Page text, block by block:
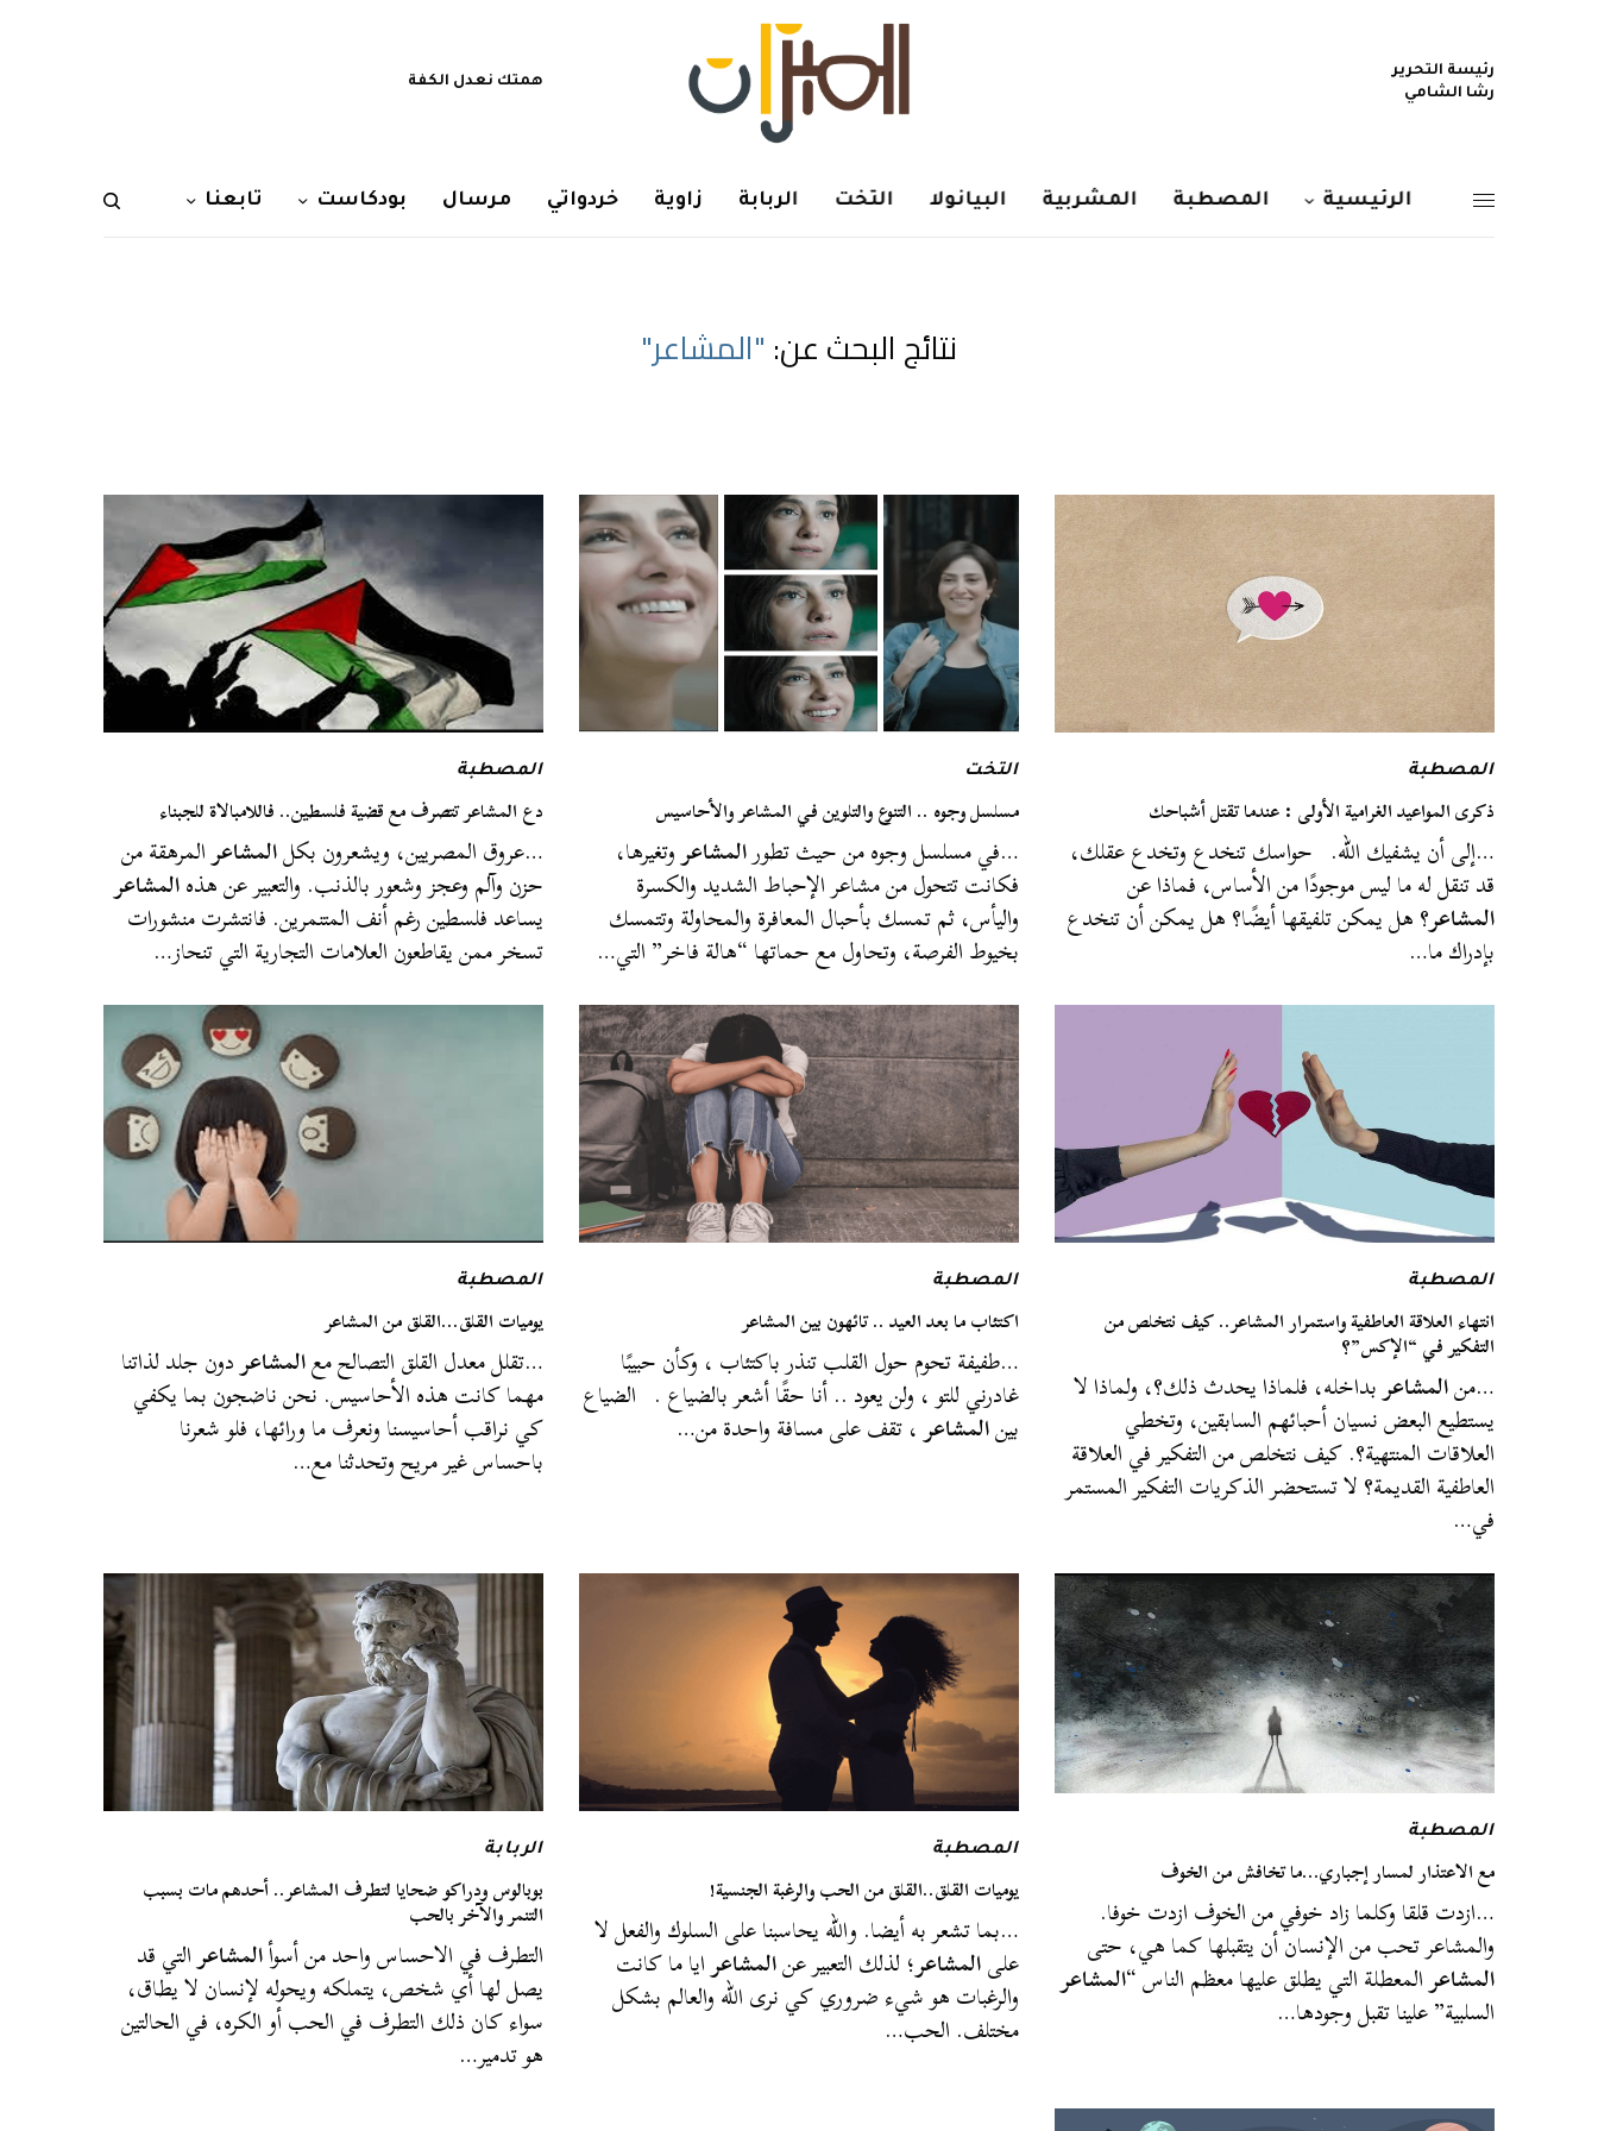
رئيسة التحرير
رشا الشامي
همتك نعدل الكفة
الرئيسية المصطبة المشربية البيانولا التخت الربابة زاوية خردواتي مرسال بودكاست تابعنا
نتائج البحث عن: "المشاعر"
المصطبة
ذكرى المواعيد الغرامية الأولى : عندما تقتل أشباحك
…إلى أن يشفيك الله. حواسك تنخدع وتخدع عقلك،
قد تنقل له ما ليس موجودًا من الأساس، فماذا عن
المشاعر؟ هل يمكن تلفيقها أيضًا؟ هل يمكن أن تنخدع
بإدراك ما…
التخت
مسلسل وجوه .. التنوع والتلوين في المشاعر والأحاسيس
…في مسلسل وجوه من حيث تطورالمشاعروتغيرها،
فكانت تتحول من مشاعر الإحباط الشديد والكسرة
واليأس، ثم تمسك بأحبال المعافرة والمحاولة وتتمسك
بخيوط الفرصة، وتحاول مع حماتها “هالة فاخر” التي…
المصطبة
دع المشاعر تتصرف مع قضية فلسطين.. فاللامبالاة للجبناء
…عروق المصريين، ويشعرون بكلالمشاعرالمرهقة من
حزن وآلم وعجز وشعور بالذنب. والتعبير عن هذهالمشاعر
يساعد فلسطين رغم أنف المتنمرين. فانتشرت منشورات
تسخر ممن يقاطعون العلامات التجارية التي تنحاز…
المصطبة
انتهاء العلاقة العاطفية واستمرار المشاعر.. كيف نتخلص من
التفكير في “الإكس”؟
…منالمشاعربداخله، فلماذا يحدث ذلك؟، ولماذا لا
يستطيع البعض نسيان أحبائهم السابقين، وتخطي
العلاقات المنتهية؟. كيف نتخلص من التفكير في العلاقة
العاطفية القديمة؟ لا تستحضر الذكريات التفكير المستمر
في…
المصطبة
اكتئاب ما بعد العيد .. تائهون بين المشاعر
…طفيفة تحوم حول القلب تنذر باكتئاب ، وكأن حبيبًا
غادرني للتو ، ولن يعود .. أنا حقًا أشعر بالضياع . الضياع
بينالمشاعر، تقف على مسافة واحدة من…
المصطبة
يوميات القلق…القلق من المشاعر
…تقلل معدل القلق التصالح معالمشاعردون جلد لذاتنا
مهما كانت هذه الأحاسيس. نحن ناضجون بما يكفي
كي نراقب أحاسيسنا ونعرف ما ورائها، فلو شعرنا
باحساس غير مريح وتحدثنا مع…
المصطبة
مع الاعتذار لمسار إجباري…ما تخافش من الخوف
…ازدت قلقا وكلما زاد خوفي من الخوف ازدت خوفا.
والمشاعر تحب من الإنسان أن يتقبلها كما هي، حتى
المشاعرالمعطلة التي يطلق عليها معظم الناس “المشاعر
السلبية” علينا تقبل وجودها…
المصطبة
يوميات القلق..القلق من الحب والرغبة الجنسية!
…بما تشعر به أيضا. والله يحاسبنا على السلوك والفعل لا
علىالمشاعر؛ لذلك التعبير عنالمشاعرايا ما كانت
والرغبات هو شيء ضروري كي نرى الله والعالم بشكل
مختلف. الحب…
الربابة
بوبالوس ودراكو ضحايا لتطرف المشاعر.. أحدهم مات بسبب
التنمر والآخر بالحب
التطرف في الاحساس واحد من أسوأالمشاعرالتي قد
يصل لها أي شخص، يتملكه ويحوله لإنسان لا يطاق،
سواء كان ذلك التطرف في الحب أو الكره، في الحالتين
هو تدمير…